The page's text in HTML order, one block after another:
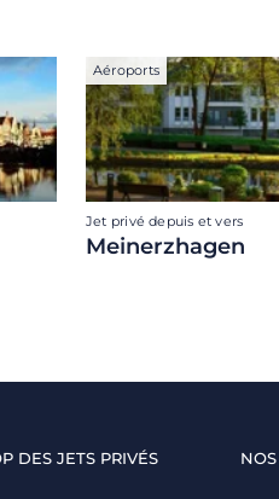
Aéroports
Jet privé depuis et vers
Meinerzhagen
DES JETS PRIVÉS